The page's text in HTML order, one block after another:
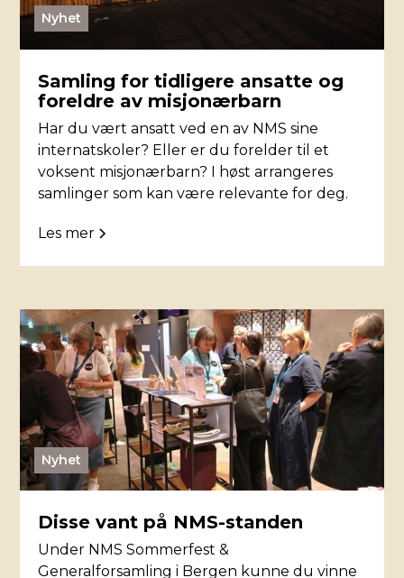
Nyhet
Samling for tidligere ansatte og
foreldre av misjonærbarn
Har du vært ansatt ved en av NMS sine
internatskoler? Eller er du forelder til et
voksent misjonærbarn? I høst arrangeres
samlinger som kan være relevante for deg.
Les mer
Nyhet
Disse vant på NMS-standen
Under NMS Sommerfest &
Generalforsamling i Bergen kunne du vinne